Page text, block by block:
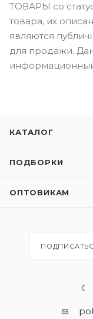
ТОВАРЫ со
товара, их
являются
для продажи.
КАТАЛОГ
ПОДБОРКИ
ОПТОВИКАМ